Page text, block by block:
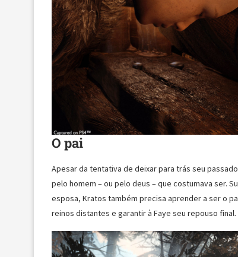
O pai
Apesar da tentativa de deixar para trás seu
pelo homem – ou pelo deus – que costumava ser.
esposa, Kratos também precisa aprender a ser o
reinos distantes e garantir à Faye seu repouso final.